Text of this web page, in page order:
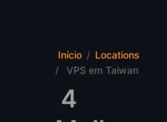
Início
Locations
VPS em Taiwan
4